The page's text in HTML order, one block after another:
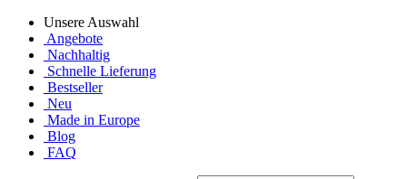
Unsere Auswahl
Angebote
Nachhaltig
Schnelle Lieferung
Bestseller
Neu
Made in Europe
Blog
FAQ